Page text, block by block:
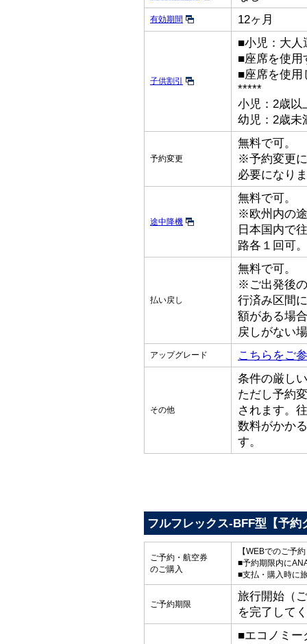
有効期間 12ヶ月
子供割引
■小児：大人
■座席を使用
■座席を使用
*****
小児：2歳以
幼児：2歳未
予約変更
無料で可。
※予約変更
必要になり
途中降機
無料で可。
※欧州内の
日本国内で
路各１回可。
払い戻し
無料で可。
※ご出発後
行済み区間
額がある場
戻しがない
アップグレード こちらをご
その他
条件の厳し
ただし予約
されます。
数料がかか
す。
フルフレックス-BFF型【予約
ご予約・航空券
のご購入
【WEBでのご予
■予約期限内に
■支払・購入時に
ご予約期限
旅行開始（
を完了して
■エコノミー